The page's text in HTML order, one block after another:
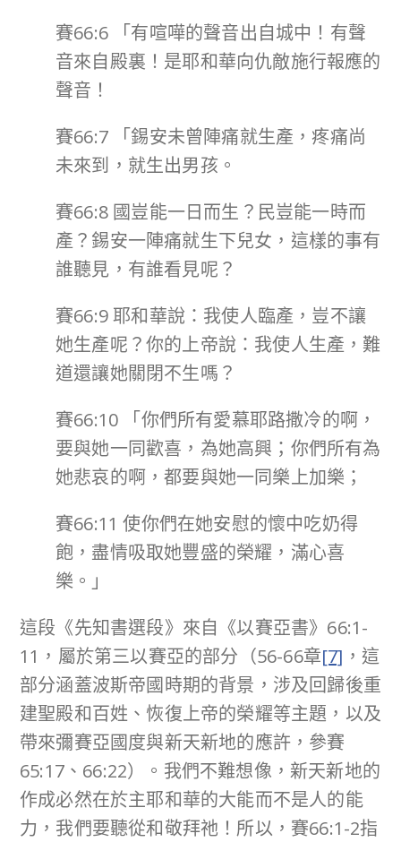
賽66:6 「有喧嘩的聲音出自城中！有聲
音來自殿裏！是耶和華向仇敵施行報應的
聲音！
賽66:7 「錫安未曾陣痛就生產，疼痛尚
未來到，就生出男孩。
賽66:8 國豈能一日而生？民豈能一時而
產？錫安一陣痛就生下兒女，這樣的事有
誰聽見，有誰看見呢？
賽66:9 耶和華說：我使人臨產，豈不讓
她生產呢？你的上帝說：我使人生產，難
道還讓她關閉不生嗎？
賽66:10 「你們所有愛慕耶路撒冷的啊，
要與她一同歡喜，為她高興；你們所有為
她悲哀的啊，都要與她一同樂上加樂；
賽66:11 使你們在她安慰的懷中吃奶得
飽，盡情吸取她豐盛的榮耀，滿心喜
樂。」
這段《先知書選段》來自《以賽亞書》66:1-
11，屬於第三以賽亞的部分（56-66章[7] ，這
部分涵蓋波斯帝國時期的背景，涉及回歸後重
建聖殿和百姓、恢復上帝的榮耀等主題，以及
帶來彌賽亞國度與新天新地的應許，參賽
65:17、66:22）。我們不難想像，新天新地的
作成必然在於主耶和華的大能而不是人的能
力，我們要聽從和敬拜祂！所以，賽66:1-2指